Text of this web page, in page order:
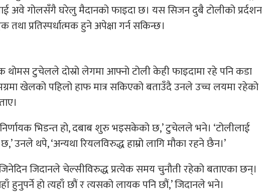
अवे गोलसँगै घरेलु मैदानको फाइदा छ। यस सिजन दुबै टोलीको प्रर्दशन
प्रतिस्पर्धात्मक हुने अपेक्षा गर्न सकिन्छ।
टुचेलले दोस्रो लेगमा आफ्नो टोली केही फाइदामा रहे पनि कडा
खेलको पहिलो हाफ मात्र सकिएको बताउँदै उनले उच्च लयमा रहेको
भिडन्त हो, दबाब शुरु भइसकेको छ,’ टुचेलले भने। ‘टोलीलाई
उनले थपे, ‘अन्यथा रियलविरुद्ध हाम्रो लागि मौका रहने छैन।’
जिदानले चेल्सीविरुद्ध प्रत्येक समय चुनौती रहेको बताएका छन्।
हुनुपर्ने हाे त्यहाँ छौं र त्यसको लायक पनि छौं,’ जिदानले भने।